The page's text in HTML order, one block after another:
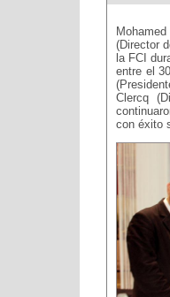
(Director
la FCI
entre el
Clercq
con éxito